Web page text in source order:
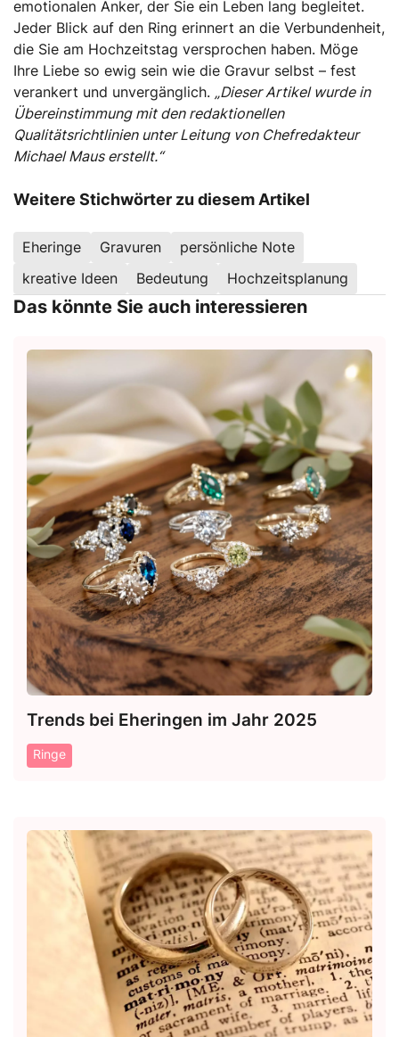
emotionalen Anker, der Sie ein Leben lang begleitet.
Jeder Blick auf den Ring erinnert an die Verbundenheit,
die Sie am Hochzeitstag versprochen haben. Möge
Ihre Liebe so ewig sein wie die Gravur selbst – fest
verankert und unvergänglich. „Dieser Artikel wurde in
Übereinstimmung mit den redaktionellen
Qualitätsrichtlinien unter Leitung von Chefredakteur
Michael Maus erstellt.“
Weitere Stichwörter zu diesem Artikel
Eheringe Gravuren
persönliche Note
kreative Ideen
Bedeutung Hochzeitsplanung
Das könnte Sie auch interessieren
Trends bei Eheringen im Jahr 2025
Ringe